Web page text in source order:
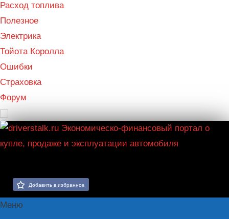
Расход топлива
Полезное
Электрика
Тойота Королла
Ошибки
Страховка
Форум
Добавить в избранное
Меню